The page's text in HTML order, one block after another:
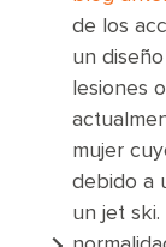
de los
un
lesiones
mujer
debido a
un jet